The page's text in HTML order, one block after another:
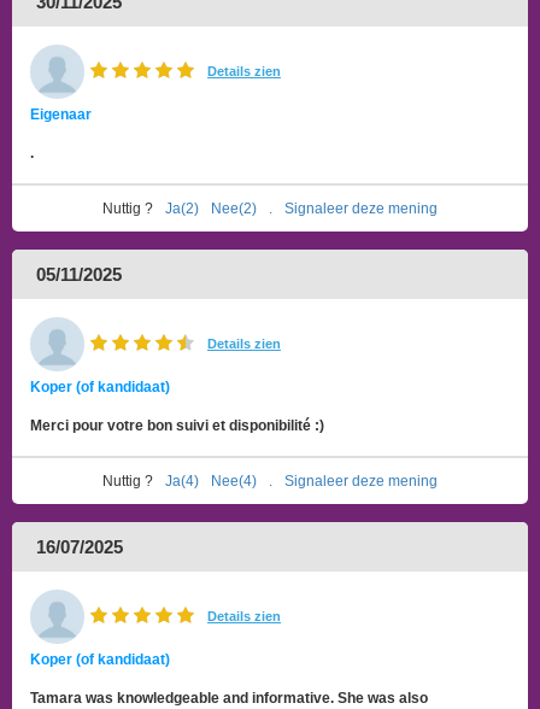
Details zien
Eigenaar
.
Nuttig ? Ja(2) Nee(2) Signaleer deze mening
05/11/2025
Details zien
Koper (of kandidaat)
Merci pour votre bon suivi et disponibilité :)
Nuttig ? Ja(4) Nee(4) Signaleer deze mening
16/07/2025
Details zien
Koper (of kandidaat)
Tamara was knowledgeable and informative. She was also